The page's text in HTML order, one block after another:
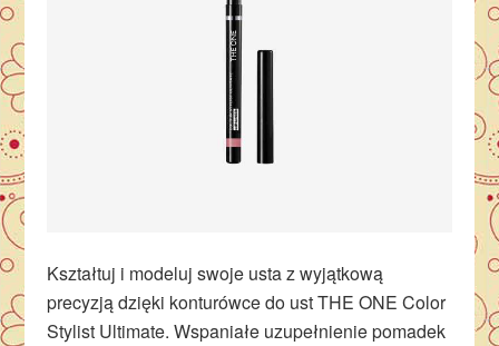
Kształtuj i modeluj swoje usta z wyjątkową
precyzją dzięki konturówce do ust THE ONE Color
Stylist Ultimate. Wspaniałe uzupełnienie pomadek